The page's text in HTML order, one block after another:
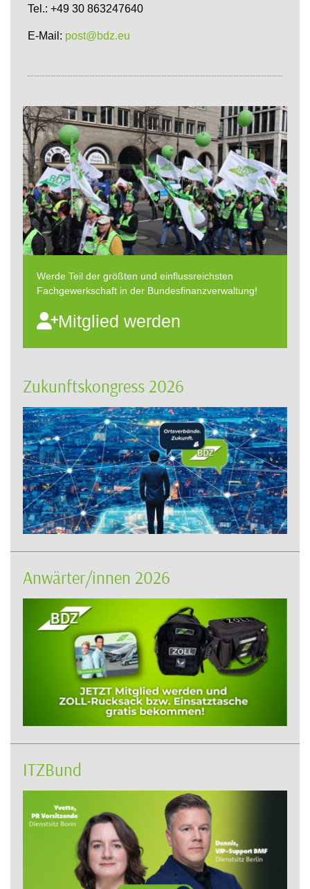
Tel.: +49 30 863247640
E-Mail: post@bdz.eu
Werde Teil der größten und einflussreichsten
Fachgewerkschaft in der Bundesfinanzverwaltung!
Mitglied werden
Zukunftskongress 2026
Anwärter/innen 2026
ITZBund